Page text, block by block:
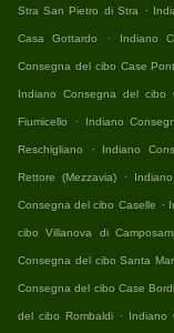
Stra San Pietro di Stra .
Casa Gottardo . Indiano
Consegna del cibo Case
Indiano Consegna del cibo
Fiumicello . Indiano
Reschigliano . Indiano
Rettore (Mezzavia) .
Consegna del cibo Caselle .
cibo Villanova di
Consegna del cibo Santa
Consegna del cibo Case
del cibo Rombaldi . Indiano